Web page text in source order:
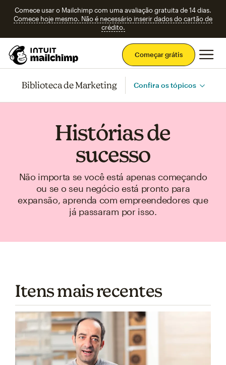
Comece usar o Mailchimp com uma avaliação gratuita de 14 dias.
Comece hoje mesmo. Não é necessário inserir dados do cartão de
crédito.
Começar grátis
Biblioteca de Marketing Confira os tópicos
Histórias de
sucesso
Não importa se você está apenas começando
ou se o seu negócio está pronto para
expansão, aprenda com empreendedores que
já passaram por isso.
Itens mais recentes